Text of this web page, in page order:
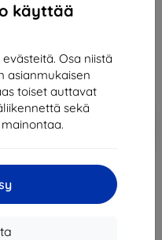
käyttää
Osa niistä
asianmukaisen
toiset auttavat
sekä